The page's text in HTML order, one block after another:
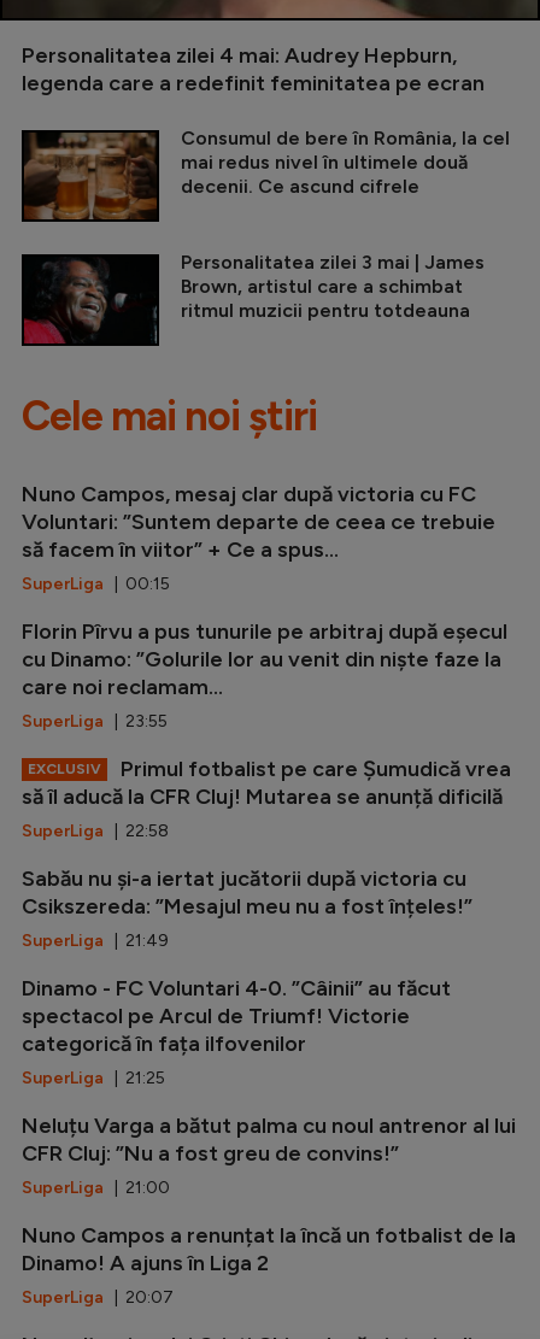
Personalitatea zilei 4 mai: Audrey Hepburn,
legenda care a redefinit feminitatea pe ecran
Consumul de bere în România, la cel
mai redus nivel în ultimele două
decenii. Ce ascund cifrele
Personalitatea zilei 3 mai | James
Brown, artistul care a schimbat
ritmul muzicii pentru totdeauna
Cele mai noi știri
Nuno Campos, mesaj clar după victoria cu FC
Voluntari: ”Suntem departe de ceea ce trebuie
să facem în viitor” + Ce a spus...
SuperLiga | 00:15
Florin Pîrvu a pus tunurile pe arbitraj după eșecul
cu Dinamo: ”Golurile lor au venit din niște faze la
care noi reclamam...
SuperLiga | 23:55
EXCLUSIV
Primul fotbalist pe care Șumudică vrea
să îl aducă la CFR Cluj! Mutarea se anunță dificilă
SuperLiga | 22:58
Sabău nu și-a iertat jucătorii după victoria cu
Csikszereda: ”Mesajul meu nu a fost înțeles!”
SuperLiga | 21:49
Dinamo - FC Voluntari 4-0. ”Câinii” au făcut
spectacol pe Arcul de Triumf! Victorie
categorică în fața ilfovenilor
SuperLiga | 21:25
Neluțu Varga a bătut palma cu noul antrenor al lui
CFR Cluj: ”Nu a fost greu de convins!”
SuperLiga | 21:00
Nuno Campos a renunțat la încă un fotbalist de la
Dinamo! A ajuns în Liga 2
SuperLiga | 20:07